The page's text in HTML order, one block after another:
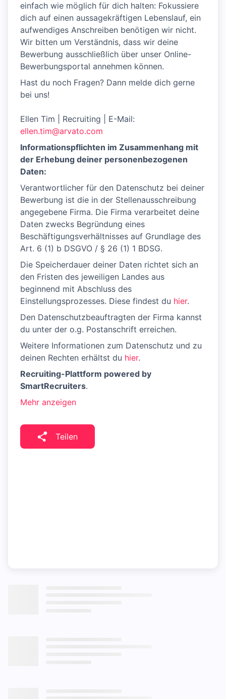
einfach wie möglich für dich halten: Fokussiere
dich auf einen aussagekräftigen Lebenslauf, ein
aufwendiges Anschreiben benötigen wir nicht.
Wir bitten um Verständnis, dass wir deine
Bewerbung ausschließlich über unser Online-
Bewerbungsportal annehmen können.
Hast du noch Fragen? Dann melde dich gerne
bei uns!
Ellen Tim | Recruiting | E-Mail:
ellen.tim@arvato.com
Informationspflichten im Zusammenhang mit
der Erhebung deiner personenbezogenen
Daten:
Verantwortlicher für den Datenschutz bei deiner
Bewerbung ist die in der Stellenausschreibung
angegebene Firma. Die Firma verarbeitet deine
Daten zwecks Begründung eines
Beschäftigungsverhältnisses auf Grundlage des
Art. 6 (1) b DSGVO / § 26 (1) 1 BDSG.
Die Speicherdauer deiner Daten richtet sich an
den Fristen des jeweiligen Landes aus
beginnend mit Abschluss des
Einstellungsprozesses. Diese findest du hier.
Den Datenschutzbeauftragten der Firma kannst
du unter der o.g. Postanschrift erreichen.
Weitere Informationen zum Datenschutz und zu
deinen Rechten erhältst du hier.
Recruiting-Plattform powered by
SmartRecruiters.
Mehr anzeigen
Teilen